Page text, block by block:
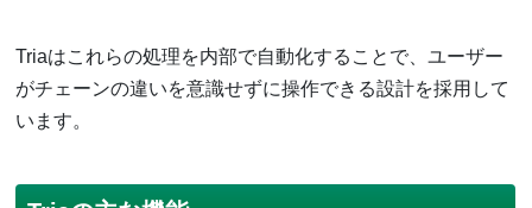
Triaはこれらの処理を内部で自動化することで、ユーザー
がチェーンの違いを意識せずに操作できる設計を採用して
います。